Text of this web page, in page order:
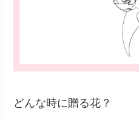
どんな時に贈る花？